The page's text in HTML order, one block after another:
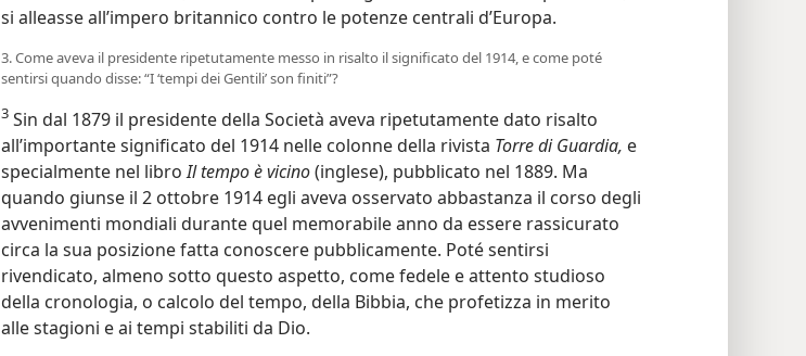
si alleasse all’impero britannico contro le potenze centrali d’Europa.
3. Come aveva il presidente ripetutamente messo in risalto il significato del 1914, e come poté
sentirsi quando disse: “I ‘tempi dei Gentili’ son finiti”?
3 Sin dal 1879 il presidente della Società aveva ripetutamente dato risalto
all’importante significato del 1914 nelle colonne della rivista Torre di Guardia, e
specialmente nel libroIl tempo è vicino(inglese), pubblicato nel 1889. Ma
quando giunse il 2 ottobre 1914 egli aveva osservato abbastanza il corso degli
avvenimenti mondiali durante quel memorabile anno da essere rassicurato
circa la sua posizione fatta conoscere pubblicamente. Poté sentirsi
rivendicato, almeno sotto questo aspetto, come fedele e attento studioso
della cronologia, o calcolo del tempo, della Bibbia, che profetizza in merito
alle stagioni e ai tempi stabiliti da Dio.